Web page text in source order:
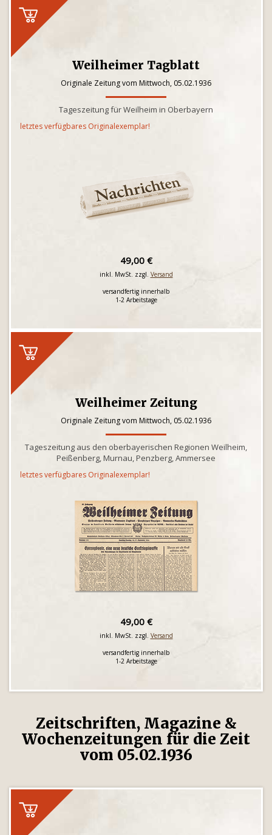
Weilheimer Tagblatt
Originale Zeitung vom Mittwoch, 05.02.1936
Tageszeitung für Weilheim in Oberbayern
letztes verfügbares Originalexemplar!
49,00 €
inkl. MwSt. zzgl. Versand
versandfertig innerhalb
1-2 Arbeitstage
Weilheimer Zeitung
Originale Zeitung vom Mittwoch, 05.02.1936
Tageszeitung aus den oberbayerischen Regionen Weilheim,
Peißenberg, Murnau, Penzberg, Ammersee
letztes verfügbares Originalexemplar!
49,00 €
inkl. MwSt. zzgl. Versand
versandfertig innerhalb
1-2 Arbeitstage
Zeitschriften, Magazine &
Wochenzeitungen für die Zeit
vom 05.02.1936